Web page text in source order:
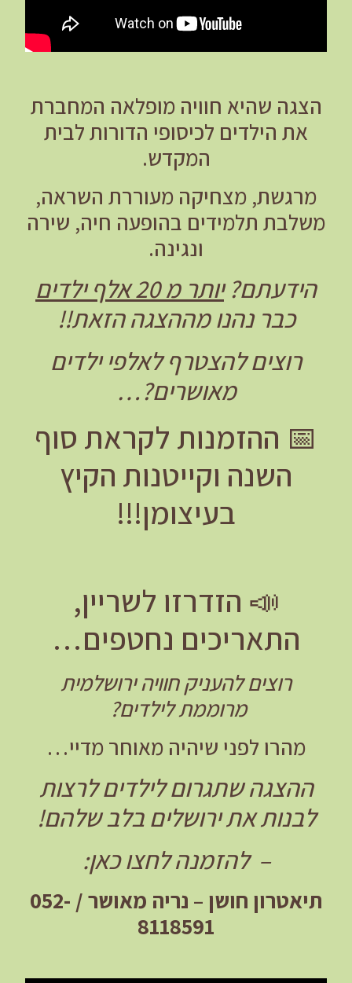
הצגה שהיא חוויה מופלאה המחברת
את הילדים לכיסופי הדורות לבית
המקדש.
מרגשת, מצחיקה מעוררת השראה,
משלבת תלמידים בהופעה חיה, שירה
ונגינה.
הידעתם?יותר מ 20 אלף ילדים
כבר נהנו מההצגה הזאת!!
רוצים להצטרף לאלפי ילדים
מאושרים?…
📅 ההזמנות לקראת סוף
השנה וקייטנות הקיץ
בעיצומן!!!
📣 הזדרזו לשריין,
התאריכים נחטפים…
רוצים להעניק חוויה ירושלמית
מרוממת לילדים?
מהרו לפני שיהיה מאוחר מדיי…
ההצגה שתגרום לילדים לרצות
לבנות את ירושלים בלב שלהם!
– להזמנה לחצו כאן:
תיאטרון חושן – נריה מאושר / 052-
8118591